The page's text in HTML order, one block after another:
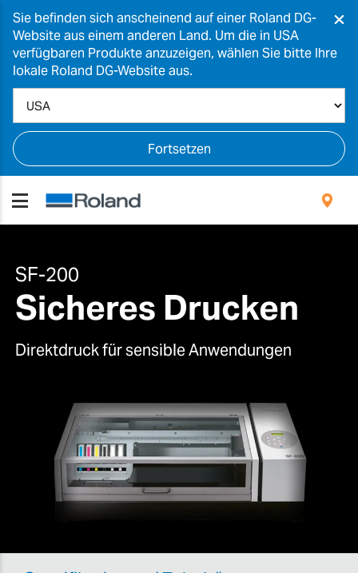
Sie befinden sich anscheinend auf einer Roland DG-
Website aus einem anderen Land. Um die in USA
verfügbaren Produkte anzuzeigen, wählen Sie bitte Ihre
lokale Roland DG-Website aus.
Fortsetzen
×
SF-200
Sicheres Drucken
Direktdruck für sensible Anwendungen